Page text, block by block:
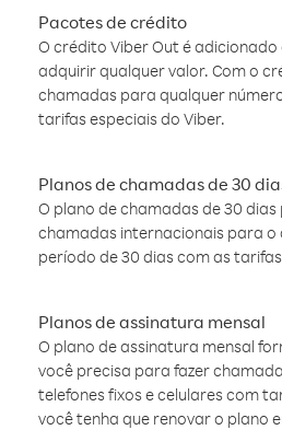
Pacotes de crédito
O crédito Viber Out é adicionado
adquirir qualquer valor. Com o
chamadas para qualquer
tarifas especiais do Viber.
Planos de chamadas de 30
O plano de chamadas de 30
chamadas internacionais para o
período de 30 dias com as
Planos de assinatura mensal
O plano de assinatura mensal
você precisa para fazer
telefones fixos e celulares com
você tenha que renovar o plano